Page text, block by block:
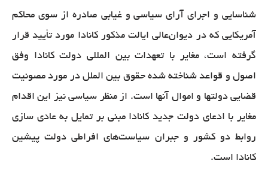
شناسایی و اجرای آرای سیاسی و غیابی صادره از سوی محاکم
آمریکایی که در دیوان‌عالی ایالت مذکور کانادا مورد تأیید قرار
گرفته است، مغایر با تعهدات بین المللی دولت کانادا وفق
اصول و قواعد شناخته شده حقوق بین الملل در مورد مصونیت
قضایی دولتها و اموال آنها است. از منظر سیاسی نیز این اقدام
مغایر با ادعای دولت جدید کانادا مبنی بر تمایل به عادی سازی
روابط دو کشور و جبران سیاست‌های افراطی دولت پیشین
کانادا است.